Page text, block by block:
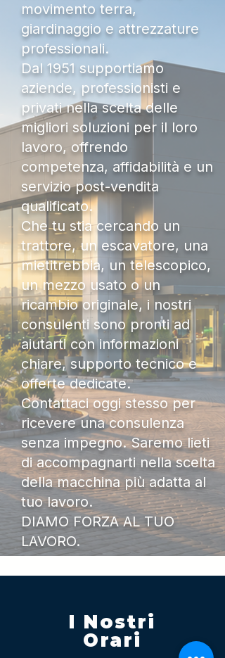
movimento terra,
giardinaggio e attrezzature
professionali.
Dal 1951 supportiamo
aziende, professionisti e
privati nella scelta delle
migliori soluzioni per il loro
lavoro, offrendo
competenza, affidabilità e un
servizio post-vendita
qualificato.
Che tu stia cercando un
trattore, un escavatore, una
mietitrebbia, un telescopico,
un mezzo usato o un
ricambio originale, i nostri
consulenti sono pronti ad
aiutarti con informazioni
chiare, supporto tecnico e
offerte dedicate.
Contattaci oggi stesso per
ricevere una consulenza
senza impegno. Saremo lieti
di accompagnarti nella scelta
della macchina più adatta al
tuo lavoro.
DIAMO FORZA AL TUO
LAVORO.
I Nostri
Orari